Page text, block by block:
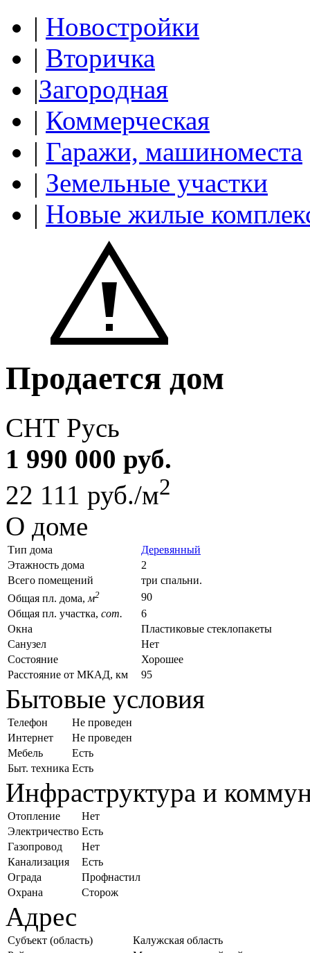
| Новостройки
| Вторичка
|Загородная
| Коммерческая
| Гаражи, машиноместа
| Земельные участки
| Новые жилые
Продается дом
СНТ Русь
1 990 000 руб.
22 111 руб./м2
О доме
Тип дома
Деревянный
Этажность дома
2
Всего помещений
три спальни.
Общая пл. дома, м2
90
Общая пл. участка, сот.
6
Окна
Пластиковые стеклопакеты
Санузел
Нет
Состояние
Хорошее
Расстояние от МКАД, км
95
Бытовые условия
Телефон
Не проведен
Интернет
Не проведен
Мебель
Есть
Быт. техника Есть
Инфраструктура и
Отопление
Нет
Электричество Есть
Газопровод
Нет
Канализация
Есть
Ограда
Профнастил
Охрана
Сторож
Адрес
Субъект (область)
Калужская область